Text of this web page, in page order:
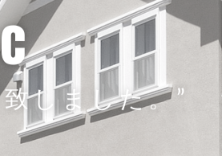
しました。”